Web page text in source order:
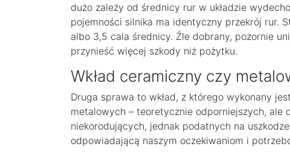
dużo zależy od średnicy rur w układzie
pojemności silnika ma identyczny przekrój rur.
albo 3,5 cala średnicy. Źle dobrany, pozornie
przynieść więcej szkody niż pożytku.
Wkład ceramiczny czy
Druga sprawa to wkład, z którego wykonany
metalowych – teoretycznie odporniejszych,
niekorodujących, jednak podatnych na
odpowiadającą naszym oczekiwaniom i